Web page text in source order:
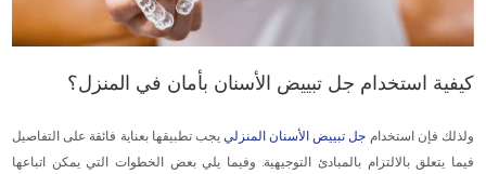
كيفية استخدام جل تبييض الأسنان بأمان في المنزل؟
ولذلك فإن استخدام جل تبييض الأسنان المنزلي يجب تطبيقها بعناية فائقة على التفاصيل
فيما يتعلق بالالتزام بالمبادئ التوجيهية. وفيما يلي بعض الخطوات التي يمكن اتباعها